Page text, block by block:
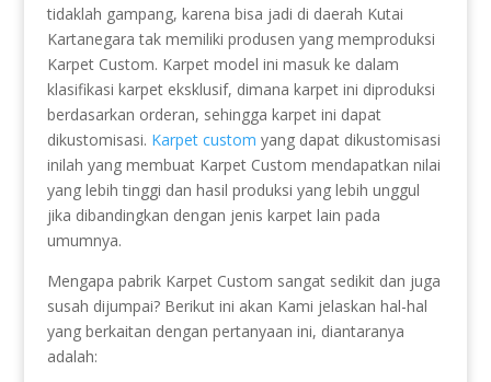
tidaklah gampang, karena bisa jadi di daerah Kutai
Kartanegara tak memiliki produsen yang memproduksi
Karpet Custom. Karpet model ini masuk ke dalam
klasifikasi karpet eksklusif, dimana karpet ini diproduksi
berdasarkan orderan, sehingga karpet ini dapat
dikustomisasi. Karpet custom yang dapat dikustomisasi
inilah yang membuat Karpet Custom mendapatkan nilai
yang lebih tinggi dan hasil produksi yang lebih unggul
jika dibandingkan dengan jenis karpet lain pada
umumnya.
Mengapa pabrik Karpet Custom sangat sedikit dan juga
susah dijumpai? Berikut ini akan Kami jelaskan hal-hal
yang berkaitan dengan pertanyaan ini, diantaranya
adalah: